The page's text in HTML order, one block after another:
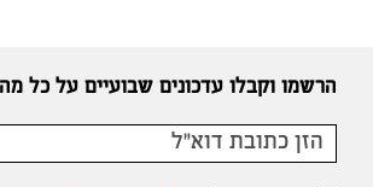
הרשמו וקבלו עדכונים שבועיים על כל